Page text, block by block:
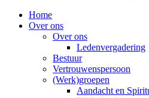
Home
Over ons
Over ons
Ledenvergadering
Bestuur
Vertrouwenspersoon
(Werk)groepen
Aandacht en